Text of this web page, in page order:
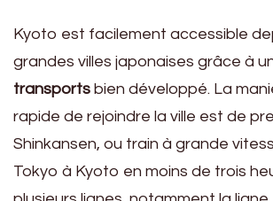
Kyoto est facilement accessible
grandes villes japonaises grâce à
transports bien développé. La
rapide de rejoindre la ville est de
Shinkansen, ou train à grande
Tokyo à Kyoto en moins de trois